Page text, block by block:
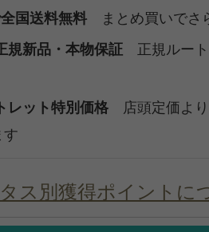
国送料無料 まとめ買いでさ
規新品・本物保証 正規ルー
レット特別価格 店頭定価よ
す
ス別獲得ポイントに